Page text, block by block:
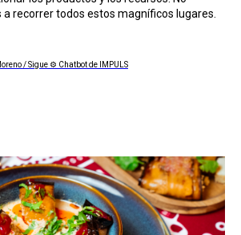
recorrer todos estos magníficos lugares.
/ Sigue ⚙ Chatbot de IMPULS